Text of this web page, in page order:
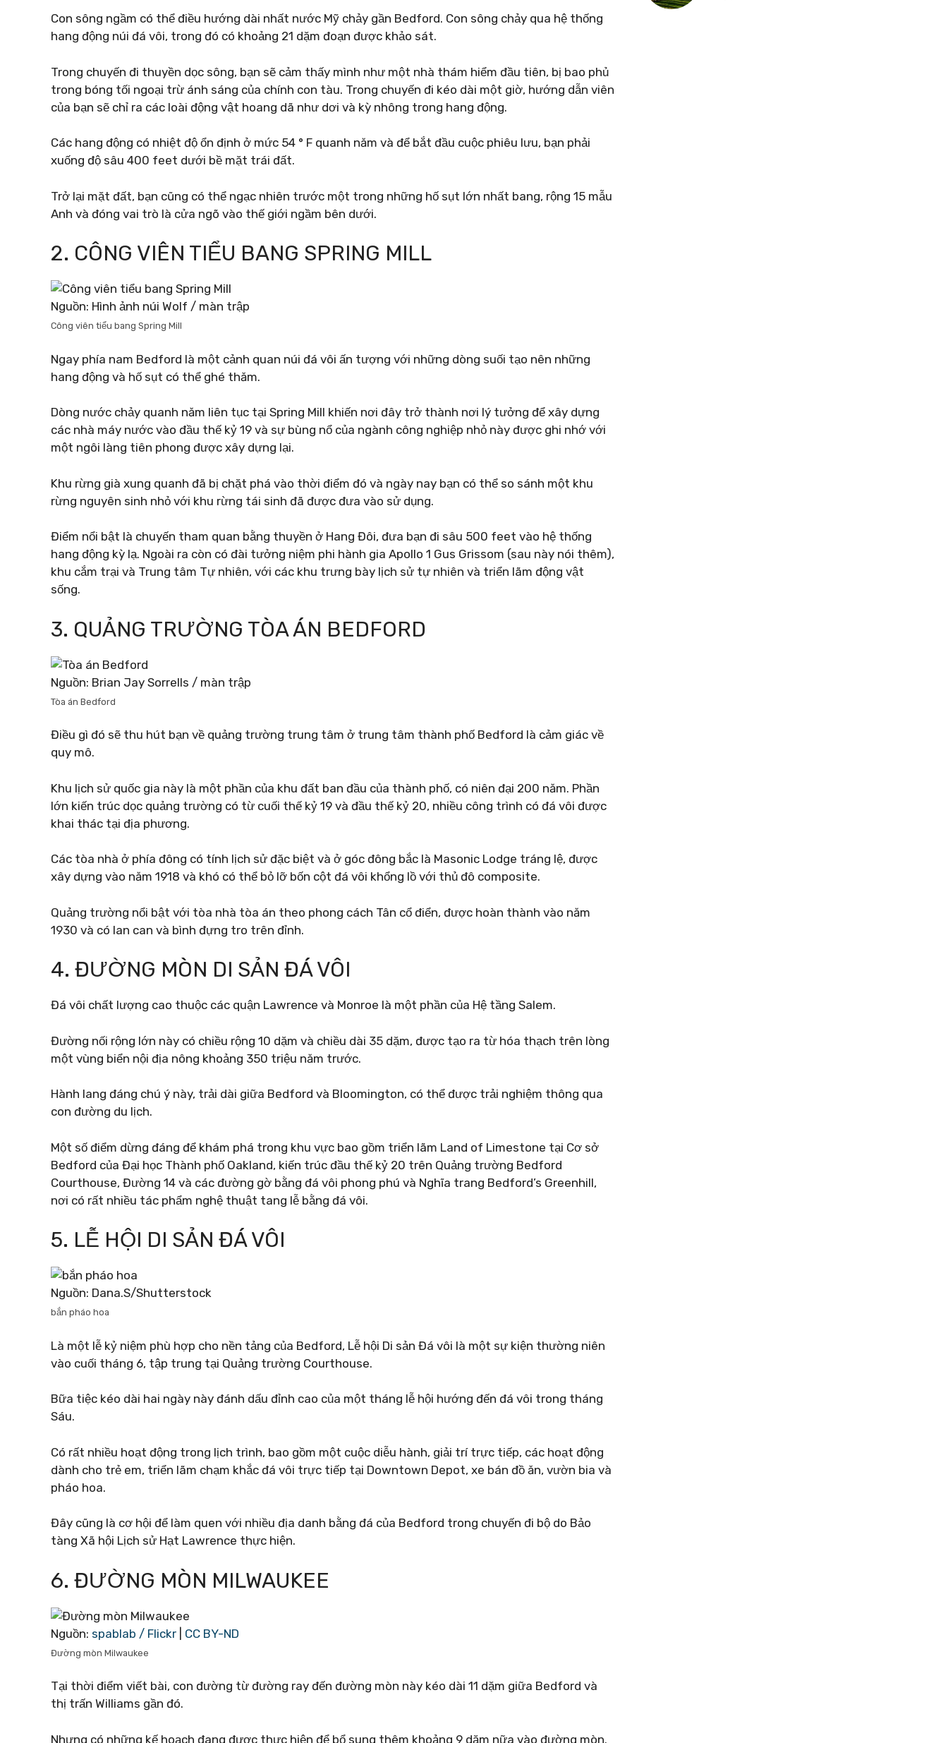
Con sông ngầm có thể điều hướng dài nhất nước Mỹ chảy gần Bedford. Con sông chảy qua hệ thống
hang động núi đá vôi, trong đó có khoảng 21 dặm đoạn được khảo sát.
Trong chuyến đi thuyền dọc sông, bạn sẽ cảm thấy mình như một nhà thám hiểm đầu tiên, bị bao phủ
trong bóng tối ngoại trừ ánh sáng của chính con tàu. Trong chuyến đi kéo dài một giờ, hướng dẫn viên
của bạn sẽ chỉ ra các loài động vật hoang dã như dơi và kỳ nhông trong hang động.
Các hang động có nhiệt độ ổn định ở mức 54 ° F quanh năm và để bắt đầu cuộc phiêu lưu, bạn phải
xuống độ sâu 400 feet dưới bề mặt trái đất.
Trở lại mặt đất, bạn cũng có thể ngạc nhiên trước một trong những hố sụt lớn nhất bang, rộng 15 mẫu
Anh và đóng vai trò là cửa ngõ vào thế giới ngầm bên dưới.
2. CÔNG VIÊN TIỂU BANG SPRING MILL
Nguồn: Hình ảnh núi Wolf / màn trập
Công viên tiểu bang Spring Mill
Ngay phía nam Bedford là một cảnh quan núi đá vôi ấn tượng với những dòng suối tạo nên những
hang động và hố sụt có thể ghé thăm.
Dòng nước chảy quanh năm liên tục tại Spring Mill khiến nơi đây trở thành nơi lý tưởng để xây dựng
các nhà máy nước vào đầu thế kỷ 19 và sự bùng nổ của ngành công nghiệp nhỏ này được ghi nhớ với
một ngôi làng tiên phong được xây dựng lại.
Khu rừng già xung quanh đã bị chặt phá vào thời điểm đó và ngày nay bạn có thể so sánh một khu
rừng nguyên sinh nhỏ với khu rừng tái sinh đã được đưa vào sử dụng.
Điểm nổi bật là chuyến tham quan bằng thuyền ở Hang Đôi, đưa bạn đi sâu 500 feet vào hệ thống
hang động kỳ lạ. Ngoài ra còn có đài tưởng niệm phi hành gia Apollo 1 Gus Grissom (sau này nói thêm),
khu cắm trại và Trung tâm Tự nhiên, với các khu trưng bày lịch sử tự nhiên và triển lãm động vật
sống.
3. QUẢNG TRƯỜNG TÒA ÁN BEDFORD
Nguồn: Brian Jay Sorrells / màn trập
Tòa án Bedford
Điều gì đó sẽ thu hút bạn về quảng trường trung tâm ở trung tâm thành phố Bedford là cảm giác về
quy mô.
Khu lịch sử quốc gia này là một phần của khu đất ban đầu của thành phố, có niên đại 200 năm. Phần
lớn kiến ​​trúc dọc quảng trường có từ cuối thế kỷ 19 và đầu thế kỷ 20, nhiều công trình có đá vôi được
khai thác tại địa phương.
Các tòa nhà ở phía đông có tính lịch sử đặc biệt và ở góc đông bắc là Masonic Lodge tráng lệ, được
xây dựng vào năm 1918 và khó có thể bỏ lỡ bốn cột đá vôi khổng lồ với thủ đô composite.
Quảng trường nổi bật với tòa nhà tòa án theo phong cách Tân cổ điển, được hoàn thành vào năm
1930 và có lan can và bình đựng tro trên đỉnh.
4. ĐƯỜNG MÒN DI SẢN ĐÁ VÔI
Đá vôi chất lượng cao thuộc các quận Lawrence và Monroe là một phần của Hệ tầng Salem.
Đường nối rộng lớn này có chiều rộng 10 dặm và chiều dài 35 dặm, được tạo ra từ hóa thạch trên lòng
một vùng biển nội địa nông khoảng 350 triệu năm trước.
Hành lang đáng chú ý này, trải dài giữa Bedford và Bloomington, có thể được trải nghiệm thông qua
con đường du lịch.
Một số điểm dừng đáng để khám phá trong khu vực bao gồm triển lãm Land of Limestone tại Cơ sở
Bedford của Đại học Thành phố Oakland, kiến ​​trúc đầu thế kỷ 20 trên Quảng trường Bedford
Courthouse, Đường 14 và các đường gờ bằng đá vôi phong phú và Nghĩa trang Bedford’s Greenhill,
nơi có rất nhiều tác phẩm nghệ thuật tang lễ bằng đá vôi.
5. LỄ HỘI DI SẢN ĐÁ VÔI
Nguồn: Dana.S/Shutterstock
bắn pháo hoa
Là một lễ kỷ niệm phù hợp cho nền tảng của Bedford, Lễ hội Di sản Đá vôi là một sự kiện thường niên
vào cuối tháng 6, tập trung tại Quảng trường Courthouse.
Bữa tiệc kéo dài hai ngày này đánh dấu đỉnh cao của một tháng lễ hội hướng đến đá vôi trong tháng
Sáu.
Có rất nhiều hoạt động trong lịch trình, bao gồm một cuộc diễu hành, giải trí trực tiếp, các hoạt động
dành cho trẻ em, triển lãm chạm khắc đá vôi trực tiếp tại Downtown Depot, xe bán đồ ăn, vườn bia và
pháo hoa.
Đây cũng là cơ hội để làm quen với nhiều địa danh bằng đá của Bedford trong chuyến đi bộ do Bảo
tàng Xã hội Lịch sử Hạt Lawrence thực hiện.
6. ĐƯỜNG MÒN MILWAUKEE
Nguồn: spablab / Flickr CC BY-ND
Đường mòn Milwaukee
Tại thời điểm viết bài, con đường từ đường ray đến đường mòn này kéo dài 11 dặm giữa Bedford và
thị trấn Williams gần đó.
Nhưng có những kế hoạch đang được thực hiện để bổ sung thêm khoảng 9 dặm nữa vào đường mòn.